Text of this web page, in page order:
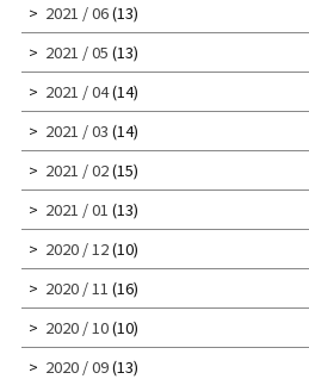
2021 / 06(13)
2021 / 05 (13)
2021 / 04(14)
2021 / 03 (14)
2021 / 02(15)
2021 / 01 (13)
2020 / 12(10)
2020 / 11 (16)
2020 / 10(10)
2020 / 09(13)